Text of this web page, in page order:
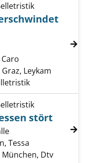
glänzt,
Graz, Leykam
das Vergessen
stört
Tessa
München, Dtv